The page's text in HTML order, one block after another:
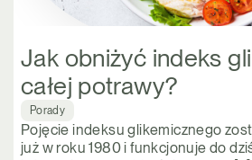
Jak obniżyć indeks
całej potrawy?
Porady
Pojęcie indeksu glikemicznego
już w roku 1980 i funkcjonuje do